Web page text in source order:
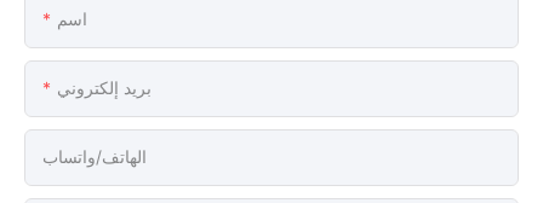
اسم
بريد إلكتروني
الهاتف/واتساب